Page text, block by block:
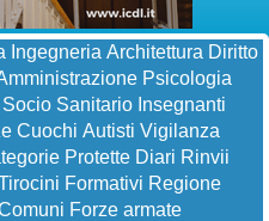
Ingegneria Architettura Diritto
Psicologia
Sanitario Insegnanti
Cuochi Autisti Vigilanza
Protette Diari Rinvii
Formativi Regione
Forze armate